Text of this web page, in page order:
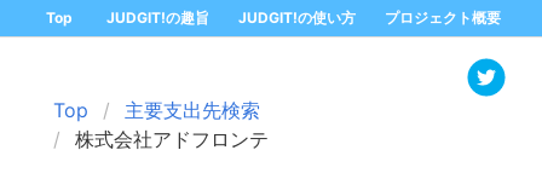
Top JUDGIT!の趣旨 JUDGIT!の使い方 プロジェクト概要
Top
主要支出先検索
株式会社アドフロンテ